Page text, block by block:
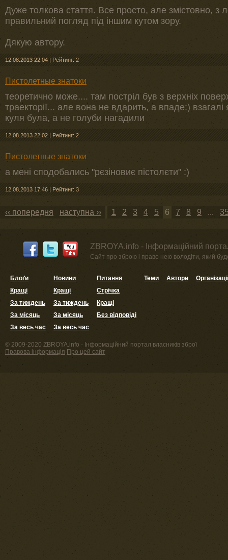
Дуже толкова стаття. Все просто, але змістовно, з
правильний погляд під іншим кутом зору.
Дякую автору.
12.08.2013 22:04 | Рейтинг: 2
Пистолетные знатоки
теоретично може.... там постріл був з верхніх
траекторії... але вона не вдарить, а впаде:)
куля була, а не голуби нагадили
12.08.2013 22:02 | Рейтинг: 2
Пистолетные знатоки
а мені сподобались "рєзіновиє пістолєти" :)
12.08.2013 17:46 | Рейтинг: 3
‹‹ попередня наступна ›› 1 2 3 4 5 6 7 8 9 ...
ZBROYA.info - Інформаційний
Сайт про зброю і право нею володіти, який
Блоґи
Кращі
За тиждень
За місяць
За весь час
Новини
Кращі
За тиждень
За місяць
За весь час
Питання
Стрічка
Кращі
Без відповіді
Теми Автори
© 2009-2020 ZBROYA.info - Інформаційний портал власників зброї
Правова інформація Про цей сайт